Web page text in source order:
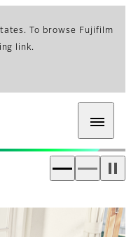
To browse Fujifilm
link.